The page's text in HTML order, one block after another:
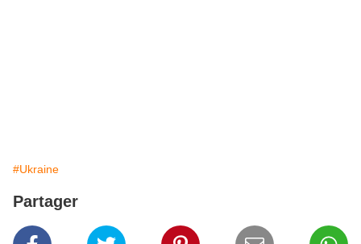
#Ukraine
Partager